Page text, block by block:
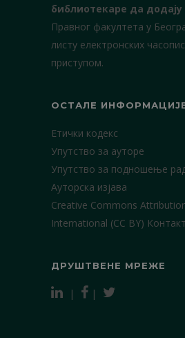
библиотекаре да додају
Правног факултета у
листу електронских
приступом.
ОСТАЛЕ
Етички кодекс
Упутство за ауторе
Упутство за подношење
Ауторска изјава
Creative Commons
International (CC BY) Контакт
ДРУШТВЕНЕ МРЕЖЕ
| |